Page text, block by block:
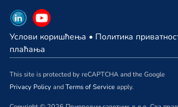
Привредни саветник ТВ 190
29. септембар
Привредни саветник ТВ 189
Привредни саветник ТВ 188
15. септембар
Услови коришћења • Политика
плаћања
This site is protected by reCAPTCHA and the Google
Privacy Policy and Terms of Service apply.